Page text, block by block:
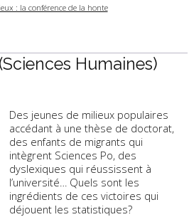
: la conférence de la honte
Humaines)
Des jeunes de milieux populaires
accédant à une thèse de doctorat,
des enfants de migrants qui
intègrent Sciences Po, des
dyslexiques qui réussissent à
l’université… Quels sont les
ingrédients de ces victoires qui
déjouent les statistiques?